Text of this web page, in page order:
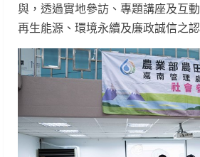
與，透過實地參訪、專題講座及互
再生能源、環境永續及廉政誠信之認